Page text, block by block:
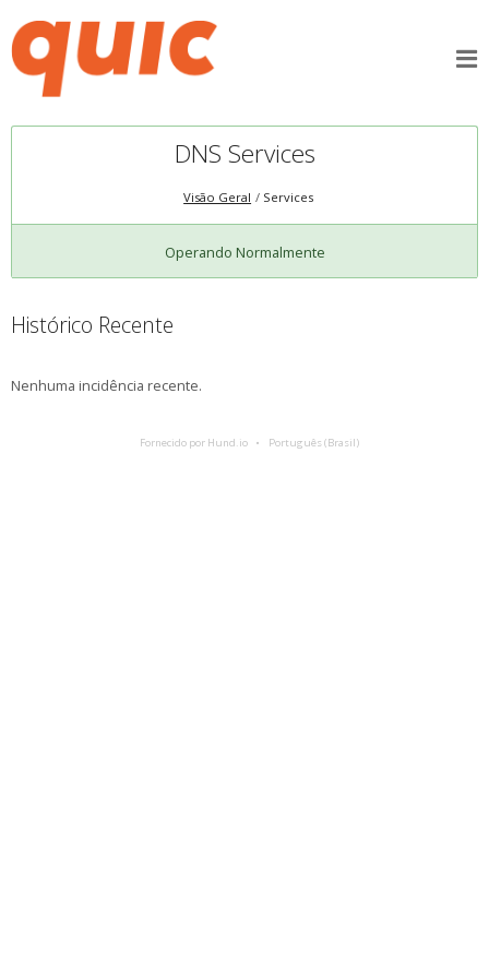
DNS Services
Visão Geral Services
Operando Normalmente
Histórico Recente
Nenhuma incidência recente.
Fornecido por Hund.io Português (Brasil)